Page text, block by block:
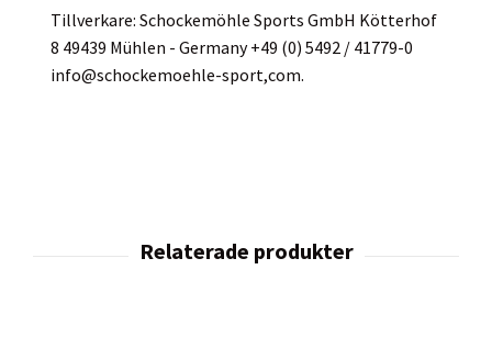
Tillverkare: Schockemöhle Sports GmbH Kötterhof
8 49439 Mühlen - Germany +49 (0) 5492 / 41779-0
info@schockemoehle-sport,com.